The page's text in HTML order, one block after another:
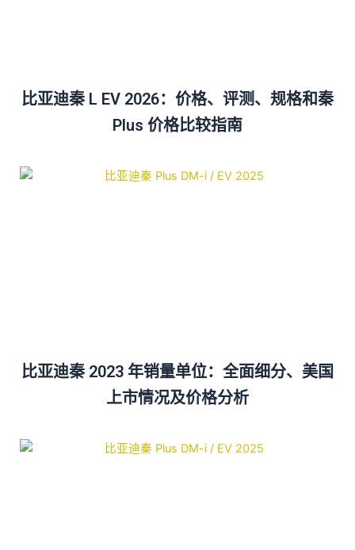
比亚迪秦 L EV 2026：价格、评测、规格和秦
Plus 价格比较指南
比亚迪秦 2023 年销量单位：全面细分、美国
上市情况及价格分析